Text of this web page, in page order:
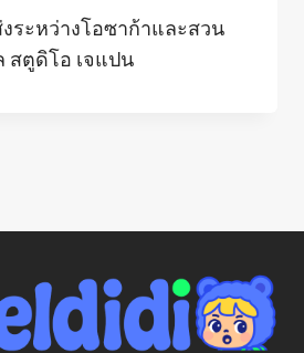
ระหว่างโอซาก้าและสวน
สตูดิโอ เจแปน